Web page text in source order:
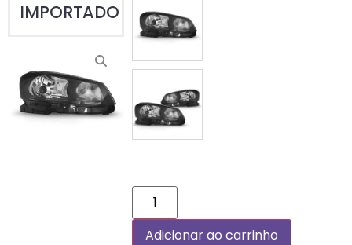
IMPORTADO
DIREITO (PASSAGEIRO)
PAR
Adicionar ao carrinho